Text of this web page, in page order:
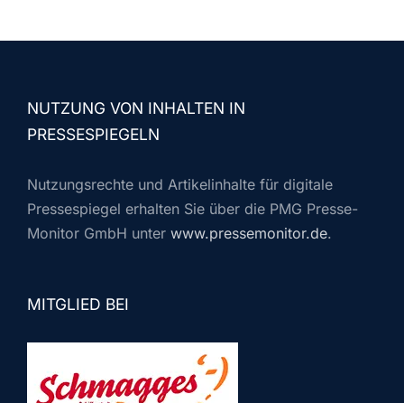
NUTZUNG VON INHALTEN IN
PRESSESPIEGELN
Nutzungsrechte und Artikelinhalte für digitale
Pressespiegel erhalten Sie über die PMG Presse-
Monitor GmbH unter www.pressemonitor.de.
MITGLIED BEI